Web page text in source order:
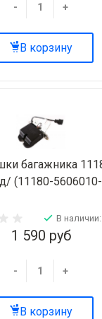
- +
В корзину
багажника
(11180-
В
1 590 руб
- +
В корзину